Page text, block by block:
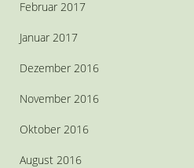
Februar 2017
Januar 2017
Dezember 2016
November 2016
Oktober 2016
August 2016